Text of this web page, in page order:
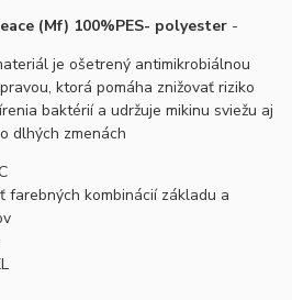
(Mf) 100%PES- polyester -
je ošetrený antimikrobiálnou
ktorá pomáha znižovať riziko
baktérií a udržuje mikinu sviežu aj
dlhých zmenách
farebných kombinácií základu a